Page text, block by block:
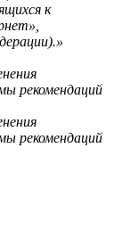
к
рекомендаций
рекомендаций